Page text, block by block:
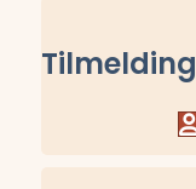
Tilmelding